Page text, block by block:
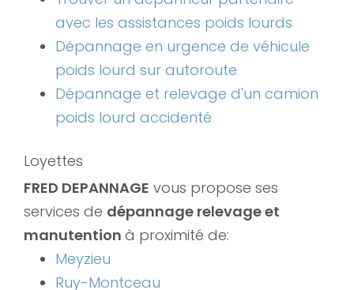
avec les assistances poids lourds
Dépannage en urgence de véhicule
poids lourd sur autoroute
Dépannage et relevage d'un camion
poids lourd accidenté
Loyettes
FRED DEPANNAGE vous propose ses
services de dépannage relevage et
manutention à proximité de:
Meyzieu
Ruy-Montceau